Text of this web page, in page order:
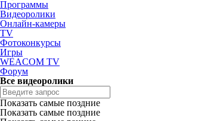
Программы
Видеоролики
Онлайн-камеры
TV
Фотоконкурсы
Игры
WEACOM TV
Форум
Все видеоролики
Показать самые поздние
Показать самые поздние